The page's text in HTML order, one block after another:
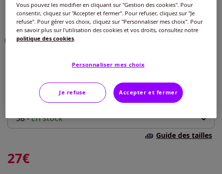
Couleur :mauve-taupe foncé imprimé
Choisir une couleur :
58 -En stock
Guide des tailles
27€
Vous pouvez les modifier en cliquant sur "Gestion des cookies". Pour
consentir, cliquez sur "Accepter et fermer". Pour refuser, cliquez sur "Je
refuse". Pour gérer vos choix, cliquez sur "Personnaliser mes choix". Pour
en savoir plus sur l'utilisation des cookies et vos droits, consultez notre
politique des cookies
Personnaliser mes choix
Je refuse Accepter et fermer